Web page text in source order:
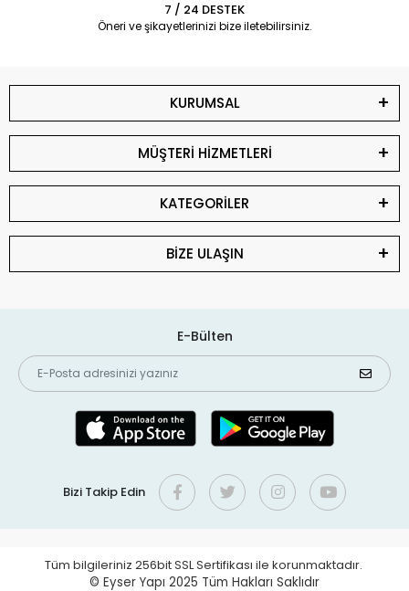
7 / 24 DESTEK
Öneri ve şikayetlerinizi bize iletebilirsiniz.
KURUMSAL
MÜŞTERİ HİZMETLERİ
KATEGORİLER
BİZE ULAŞIN
E-Bülten
Bizi Takip Edin
Tüm bilgileriniz 256bit SSL Sertifikası ile korunmaktadır.
© Eyser Yapı 2025 Tüm Hakları Saklıdır